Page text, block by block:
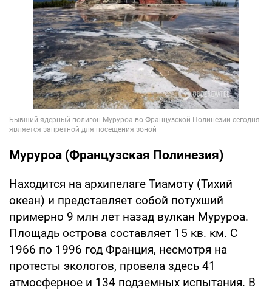
Муруроа (Французская Полинезия)
Находится на архипелаге Тиамоту (Тихий
океан) и представляет собой потухший
примерно 9 млн лет назад вулкан Муруроа.
Площадь острова составляет 15 кв. км. С
1966 по 1996 год Франция, несмотря на
протесты экологов, провела здесь 41
атмосферное и 134 подземных испытания. В